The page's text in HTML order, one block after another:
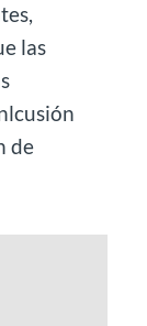
las
de